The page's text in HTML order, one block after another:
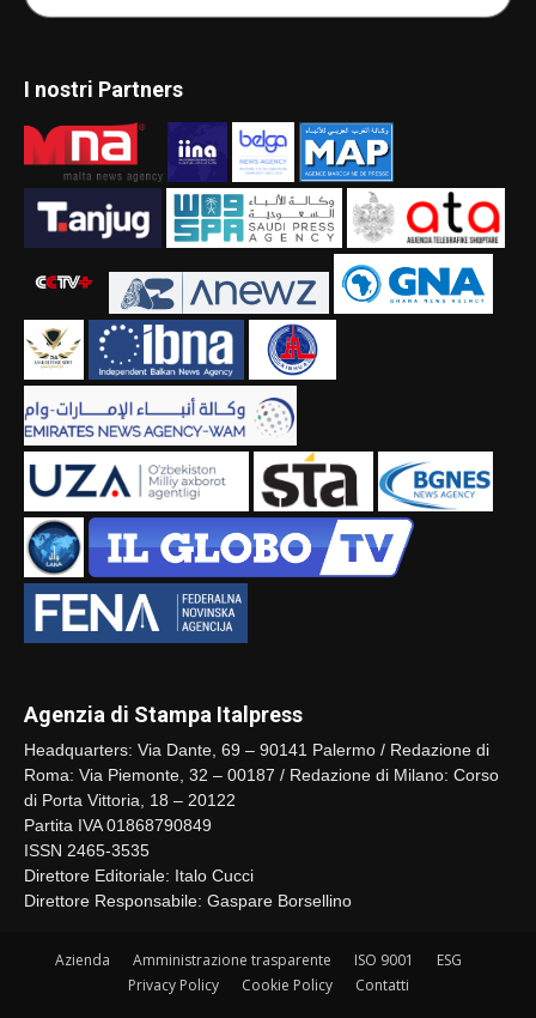
I nostri Partners
Agenzia di Stampa Italpress
Headquarters: Via Dante, 69 – 90141 Palermo / Redazione di
Roma: Via Piemonte, 32 – 00187 / Redazione di Milano: Corso
di Porta Vittoria, 18 – 20122
Partita IVA 01868790849
ISSN 2465-3535
Direttore Editoriale: Italo Cucci
Direttore Responsabile: Gaspare Borsellino
Azienda Amministrazione trasparente ISO 9001
ESG
Privacy Policy
Cookie Policy Contatti